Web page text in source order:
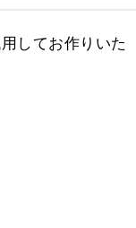
してお作りいた